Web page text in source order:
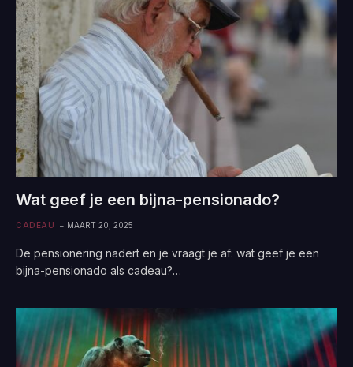
Wat geef je een bijna-pensionado?
CADEAU MAART 20, 2025
De pensionering nadert en je vraagt je af: wat geef je een
bijna-pensionado als cadeau?…